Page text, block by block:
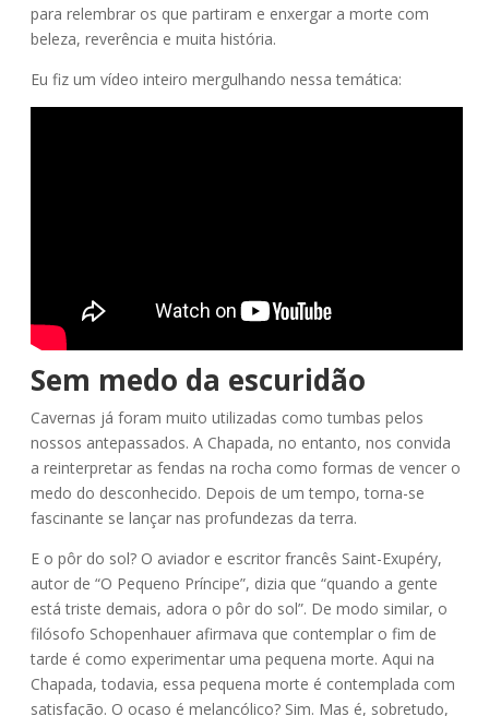
para relembrar os que partiram e enxergar a morte com
beleza, reverência e muita história.
Eu fiz um vídeo inteiro mergulhando nessa temática:
Sem medo da escuridão
Cavernas já foram muito utilizadas como tumbas pelos
nossos antepassados. A Chapada, no entanto, nos convida
a reinterpretar as fendas na rocha como formas de vencer o
medo do desconhecido. Depois de um tempo, torna-se
fascinante se lançar nas profundezas da terra.
E o pôr do sol? O aviador e escritor francês Saint-Exupéry,
autor de “O Pequeno Príncipe”, dizia que “quando a gente
está triste demais, adora o pôr do sol”. De modo similar, o
filósofo Schopenhauer afirmava que contemplar o fim de
tarde é como experimentar uma pequena morte. Aqui na
Chapada, todavia, essa pequena morte é contemplada com
satisfação. O ocaso é melancólico? Sim. Mas é, sobretudo,